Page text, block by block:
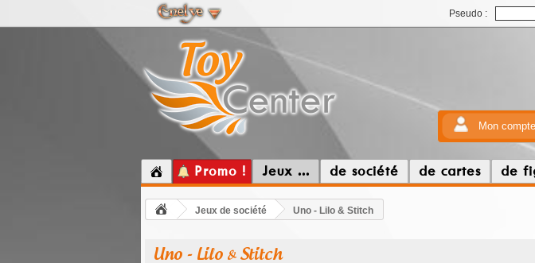
Pseudo :
Mon compte
Promo ! Jeux ... de société de cartes de
Jeux de société Uno - Lilo & Stitch
Uno - Lilo & Stitch